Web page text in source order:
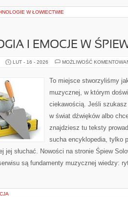
W ŁOWIECTWIE
I EMOCJE W
LUT - 16 - 2026 MOŻLIWOŚĆ
To miejsce stworzyliśmy
muzycznej, w którym
ciekawością. Jeśli
w świat dźwięków albo
znajdziesz tu teksty
sucha encyklopedia, tylko
jej słuchać. Nowości na stronie Śpiew
są fundamenty muzycznej wiedzy: